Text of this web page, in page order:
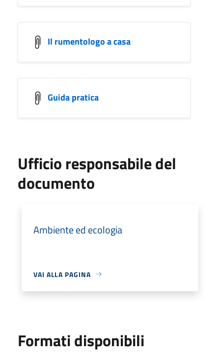
Il rumentologo a casa
Guida pratica
Ufficio responsabile del
documento
Ambiente ed ecologia
VAI ALLA PAGINA
Formati disponibili